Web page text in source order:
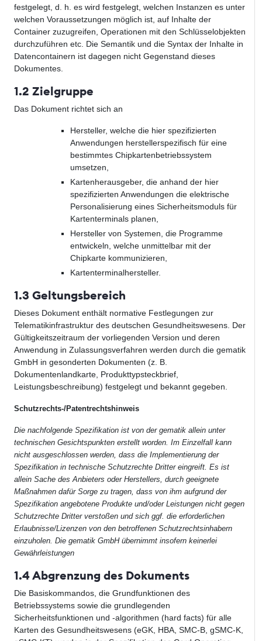
festgelegt, d. h. es wird festgelegt, welchen Instanzen es unter
welchen Voraussetzungen möglich ist, auf Inhalte der
Container zuzugreifen, Operationen mit den Schlüsselobjekten
durchzuführen etc. Die Semantik und die Syntax der Inhalte in
Datencontainern ist dagegen nicht Gegenstand dieses
Dokumentes.
1.2 Zielgruppe
Das Dokument richtet sich an
Hersteller, welche die hier spezifizierten
Anwendungen herstellerspezifisch für eine
bestimmtes Chipkartenbetriebssystem
umsetzen,
Kartenherausgeber, die anhand der hier
spezifizierten Anwendungen die elektrische
Personalisierung eines Sicherheitsmoduls für
Kartenterminals planen,
Hersteller von Systemen, die Programme
entwickeln, welche unmittelbar mit der
Chipkarte kommunizieren,
Kartenterminalhersteller.
1.3 Geltungsbereich
Dieses Dokument enthält normative Festlegungen zur
Telematikinfrastruktur des deutschen Gesundheitswesens. Der
Gültigkeitszeitraum der vorliegenden Version und deren
Anwendung in Zulassungsverfahren werden durch die gematik
GmbH in gesonderten Dokumenten (z. B.
Dokumentenlandkarte, Produkttypsteckbrief,
Leistungsbeschreibung) festgelegt und bekannt gegeben.
Schutzrechts-/Patentrechtshinweis
Die nachfolgende Spezifikation ist von der gematik allein unter
technischen Gesichtspunkten erstellt worden. Im Einzelfall kann
nicht ausgeschlossen werden, dass die Implementierung der
Spezifikation in technische Schutzrechte Dritter eingreift. Es ist
allein Sache des Anbieters oder Herstellers, durch geeignete
Maßnahmen dafür Sorge zu tragen, dass von ihm aufgrund der
Spezifikation angebotene Produkte und/oder Leistungen nicht gegen
Schutzrechte Dritter verstoßen und sich ggf. die erforderlichen
Erlaubnisse/Lizenzen von den betroffenen Schutzrechtsinhabern
einzuholen. Die gematik GmbH übernimmt insofern keinerlei
Gewährleistungen
1.4 Abgrenzung des Dokuments
Die Basiskommandos, die Grundfunktionen des
Betriebssystems sowie die grundlegenden
Sicherheitsfunktionen und -algorithmen (hard facts) für alle
Karten des Gesundheitswesens (eGK, HBA, SMC-B, gSMC-K,